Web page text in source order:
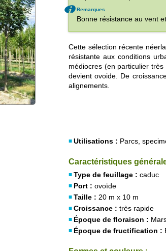
Remarques
Bonne résistance au vent
Cette sélection récente
résistante aux conditions
médiocres (en particulier
devient ovoide. De
alignements.
Utilisations : Parcs,
Caractéristiques
Type de feuillage : caduc
Port : ovoïde
Taille : 20 m x 10 m
Croissance : très rapide
Époque de floraison :
Époque de fructification :